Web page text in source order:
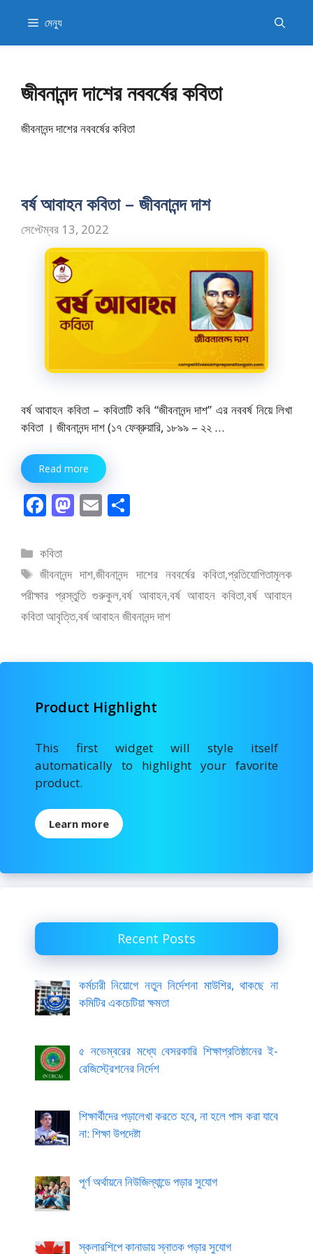
যান
মেন্যু
জীবনানন্দ দাশের নববর্ষের কবিতা
জীবনানন্দ দাশের নববর্ষের কবিতা
বর্ষ আবাহন কবিতা – জীবনানন্দ দাশ
সেপ্টেম্বর 13, 2022
বর্ষ আবাহন কবিতা – কবিতাটি কবি “জীবনানন্দ দাশ” এর নববর্ষ নিয়ে লিখা
কবিতা । জীবনানন্দ দাশ (১৭ ফেব্রুয়ারি, ১৮৯৯ – ২২ …
Read more
F
e
b
o
o
M
d
o
n
E
l e
বিভাগ
সমূহ
কবিতা
ট্যাগ
সমূহ
জীবনানন্দ দাশ,জীবনানন্দ দাশের নববর্ষের কবিতা,প্রতিযোগিতামূলক
পরীক্ষার প্রস্তুতি গুরুকুল,বর্ষ আবাহন,বর্ষ আবাহন কবিতা,বর্ষ আবাহন
কবিতা আবৃত্তি,বর্ষ আবাহন জীবনানন্দ দাশ
Product Highlight
This first widget will style itself
automatically to highlight your favorite
product.
Learn more
Recent Posts
কর্মচারী নিয়োগে নতুন নির্দেশনা মাউশির, থাকছে না
কমিটির একচেটিয়া ক্ষমতা
৫ নভেম্বরের মধ্যে বেসরকারি শিক্ষাপ্রতিষ্ঠানের ই-
রেজিস্ট্রেশনের নির্দেশ
শিক্ষার্থীদের পড়ালেখা করতে হবে, না হলে পাস করা যাবে
না: শিক্ষা উপদেষ্টা
পূর্ণ অর্থায়নে নিউজিল্যান্ডে পড়ার সুযোগ
স্কলারশিপে কানাডায় স্নাতক পড়ার সুযোগ